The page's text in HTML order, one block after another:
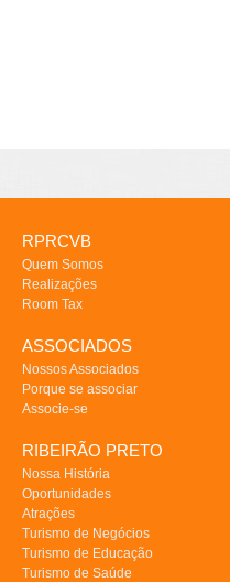
RPRCVB
Quem Somos
Realizações
Room Tax
ASSOCIADOS
Nossos Associados
Porque se associar
Associe-se
RIBEIRÃO PRETO
Nossa História
Oportunidades
Atrações
Turismo de Negócios
Turismo de Educação
Turismo de Saúde